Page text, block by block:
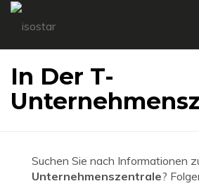
In Der T-
Suchen Sie nach Informationen
Unternehmenszentrale?